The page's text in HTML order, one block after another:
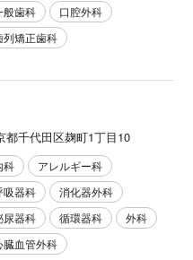
般歯科
口腔外科
列矯正歯科
都千代田区麹町1丁目10
科
アレルギー科
吸器科
消化器外科
尿器科
循環器科
外科
臓血管外科